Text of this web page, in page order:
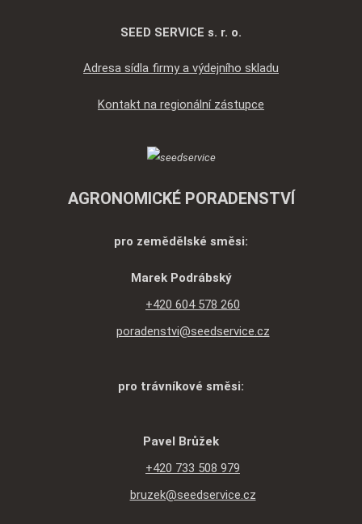
SEED SERVICE s. r. o.
Adresa sídla firmy a výdejního skladu
Kontakt na regionální zástupce
AGRONOMICKÉ PORADENSTVÍ
pro zemědělské směsi:
Marek Podrábský
+420 604 578 260
poradenstvi@seedservice.cz
pro trávníkové směsi:
Pavel Brůžek
+420 733 508 979
bruzek@seedservice.cz